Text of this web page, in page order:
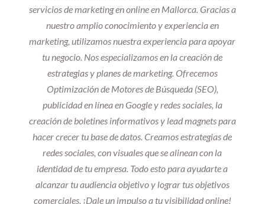
servicios de marketing en online en Mallorca. Gracias a
nuestro amplio conocimiento y experiencia en
marketing, utilizamos nuestra experiencia para apoyar
tu negocio. Nos especializamos en la creación de
estrategias y planes de marketing. Ofrecemos
Optimización de Motores de Búsqueda (SEO),
publicidad en línea en Google y redes sociales, la
creación de boletines informativos y lead magnets para
hacer crecer tu base de datos. Creamos estrategias de
redes sociales, con visuales que se alinean con la
identidad de tu empresa. Todo esto para ayudarte a
alcanzar tu audiencia objetivo y lograr tus objetivos
comerciales. ¡Dale un impulso a tu visibilidad online!